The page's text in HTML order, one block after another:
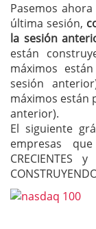
Pasemos ahora
última sesión,
la sesión
están
máximos
sesión
máximos están
anterior).
El siguiente
empresas que